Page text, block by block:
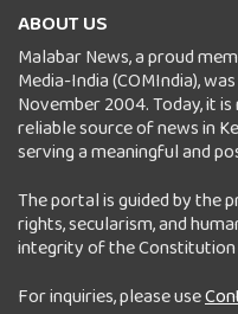
ABOUT US
Malabar News, a proud
Media-India (COMIndia),
November 2004. Today, it
reliable source of news in
serving a meaningful and
The portal is guided by the
rights, secularism, and
integrity of the Constitution
For inquiries, please use